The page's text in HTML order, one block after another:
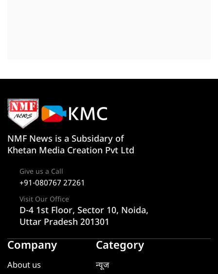
NMF News is a Subsidary of
Khetan Media Creation Pvt Ltd
Give us a Call
+91-080767 27261
Visit Our Office
D-4 1st Floor, Sector 10, Noida,
Uttar Pradesh 201301
Company
About us
Category
न्यूज